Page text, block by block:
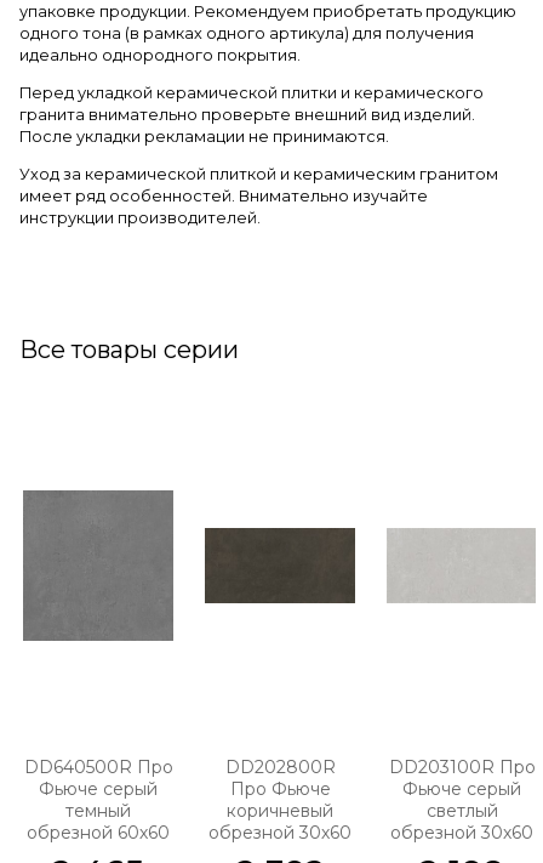
упаковке продукции. Рекомендуем приобретать продукцию
одного тона (в рамках одного артикула) для получения
идеально однородного покрытия.
Перед укладкой керамической плитки и керамического
гранита внимательно проверьте внешний вид изделий.
После укладки рекламации не принимаются.
Уход за керамической плиткой и керамическим гранитом
имеет ряд особенностей. Внимательно изучайте
инструкции производителей.
Все товары серии
DD640500R Про
Фьюче серый
темный
обрезной 60х60
DD202800R
Про Фьюче
коричневый
обрезной 30х60
DD203100R Про
Фьюче серый
светлый
обрезной 30х60